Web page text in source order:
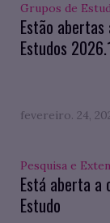
Grupos de
Estão
Estudos
fevereiro. 24,
Pesquisa e
Está aberta a
Estudo